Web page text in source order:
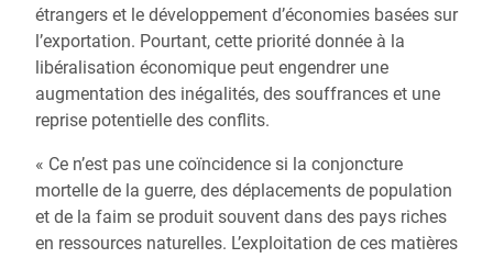
étrangers et le développement d’économies basées sur
l’exportation. Pourtant, cette priorité donnée à la
libéralisation économique peut engendrer une
augmentation des inégalités, des souffrances et une
reprise potentielle des conflits.
« Ce n’est pas une coïncidence si la conjoncture
mortelle de la guerre, des déplacements de population
et de la faim se produit souvent dans des pays riches
en ressources naturelles. L’exploitation de ces matières